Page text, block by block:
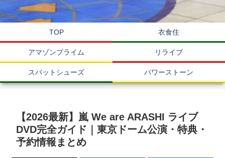
TOP 衣食住
アマゾンプライム リライブ
スパットシューズ パワーストーン
【2026最新】嵐 We are ARASHI ライブ
DVD完全ガイド｜東京ドーム公演・特典・
予約情報まとめ